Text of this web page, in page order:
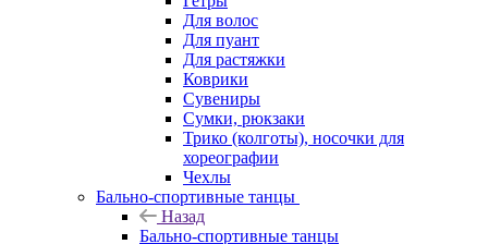
Для волос
Для пуант
Для растяжки
Коврики
Сувениры
Сумки, рюкзаки
Трико (колготы), носочки для
хореографии
Чехлы
Бально-спортивные танцы
Назад
Бально-спортивные танцы